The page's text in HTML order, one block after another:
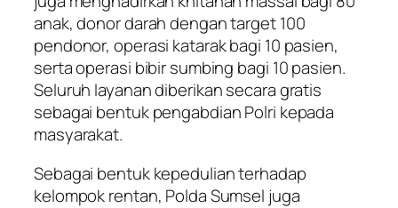
anak, donor darah dengan target 100
pendonor, operasi katarak bagi 10 pasien,
serta operasi bibir sumbing bagi 10 pasien.
Seluruh layanan diberikan secara gratis
sebagai bentuk pengabdian Polri kepada
masyarakat.
Sebagai bentuk kepedulian terhadap
kelompok rentan, Polda Sumsel juga